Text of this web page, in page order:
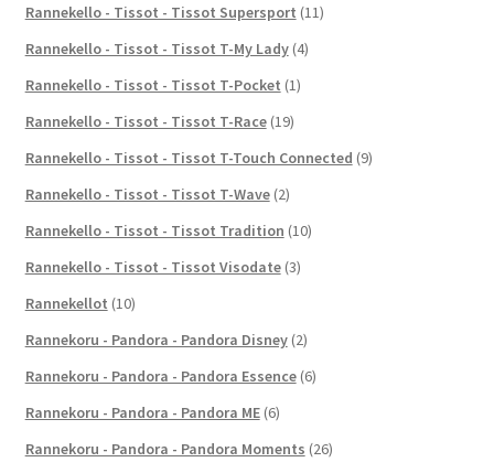
Rannekello - Tissot - Tissot Supersport (11)
Rannekello - Tissot - Tissot T-My Lady (4)
Rannekello - Tissot - Tissot T-Pocket (1)
Rannekello - Tissot - Tissot T-Race (19)
Rannekello - Tissot - Tissot T-Touch Connected (9)
Rannekello - Tissot - Tissot T-Wave (2)
Rannekello - Tissot - Tissot Tradition (10)
Rannekello - Tissot - Tissot Visodate (3)
Rannekellot (10)
Rannekoru - Pandora - Pandora Disney (2)
Rannekoru - Pandora - Pandora Essence (6)
Rannekoru - Pandora - Pandora ME (6)
Rannekoru - Pandora - Pandora Moments (26)